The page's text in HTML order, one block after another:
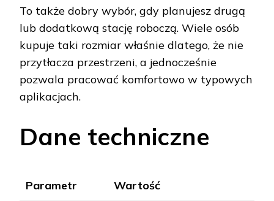
To także dobry wybór, gdy planujesz drugą
lub dodatkową stację roboczą. Wiele osób
kupuje taki rozmiar właśnie dlatego, że nie
przytłacza przestrzeni, a jednocześnie
pozwala pracować komfortowo w typowych
aplikacjach.
Dane techniczne
Parametr Wartość